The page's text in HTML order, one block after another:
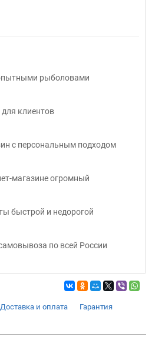
рыболовами
клиентов
с персональным подходом
магазине огромный
быстрой и недорогой
по всей России
Доставка и оплата Гарантия